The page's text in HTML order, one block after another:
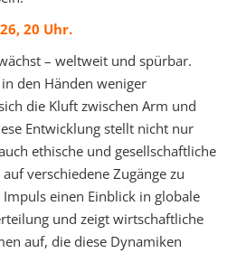
20 Uhr.
– weltweit und spürbar.
den Händen weniger
die Kluft zwischen Arm und
Entwicklung stellt nicht nur
ethische und gesellschaftliche
verschiedene Zugänge zu
einen Einblick in globale
und zeigt wirtschaftliche
auf, die diese Dynamiken